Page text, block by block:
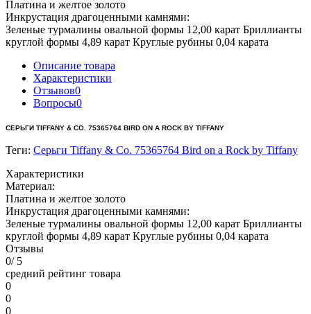
Платина и желтое золото
Инкрустация драгоценными камнями:
Зеленые турмалины овальной формы 12,00 карат Бриллианты
круглой формы 4,89 карат Круглые рубины 0,04 карата
Описание товара
Характеристики
Отзывов0
Вопросы0
СЕРЬГИ TIFFANY & CO. 75365764 BIRD ON A ROCK BY TIFFANY
Теги: Серьги Tiffany & Co. 75365764 Bird on a Rock by Tiffany
Характеристики
Материал:
Платина и желтое золото
Инкрустация драгоценными камнями:
Зеленые турмалины овальной формы 12,00 карат Бриллианты
круглой формы 4,89 карат Круглые рубины 0,04 карата
Отзывы
0/ 5
средний рейтинг товара
0
0
0